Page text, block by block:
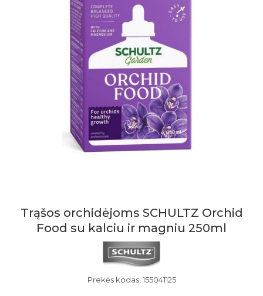
Trąšos orchidėjoms SCHULTZ Orchid
Food su kalciu ir magniu 250ml
Prekės kodas: 155041125